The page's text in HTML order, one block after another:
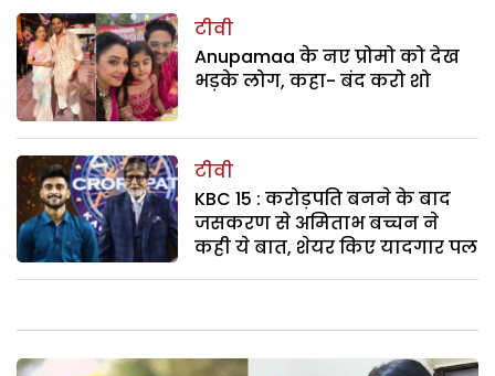
टीवी
Anupamaa के नए प्रोमो को देख
भड़के लोग, कहा- बंद करो शो
टीवी
KBC 15 : करोड़पति बनने के बाद
जसकरण से अमिताभ बच्चन ने
कही ये बात, शेयर किए यादगार पल